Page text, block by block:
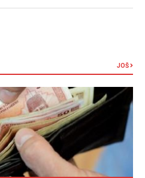
JOŠ